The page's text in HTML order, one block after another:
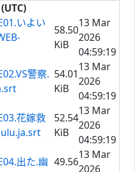
いよい
58.50
KiB
13 Mar
2026
04:59:19
警察. 54.01
KiB
13 Mar
2026
04:59:19
花嫁救
52.54
KiB
13 Mar
2026
04:59:19
出た.幽 49.56
13 Mar
2026